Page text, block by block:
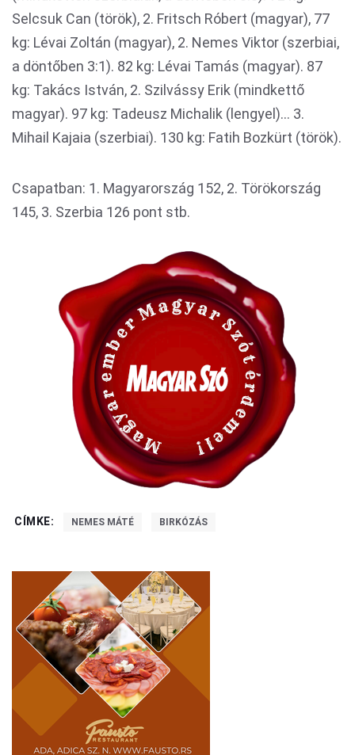
Selcsuk Can (török), 2. Fritsch Róbert (magyar), 77
kg: Lévai Zoltán (magyar), 2. Nemes Viktor (szerbiai,
a döntőben 3:1). 82 kg: Lévai Tamás (magyar). 87
kg: Takács István, 2. Szilvássy Erik (mindkettő
magyar). 97 kg: Tadeusz Michalik (lengyel)... 3.
Mihail Kajaia (szerbiai). 130 kg: Fatih Bozkürt (török).
Csapatban: 1. Magyarország 152, 2. Törökország
145, 3. Szerbia 126 pont stb.
CÍMKE: NEMES MÁTÉ BIRKÓZÁS